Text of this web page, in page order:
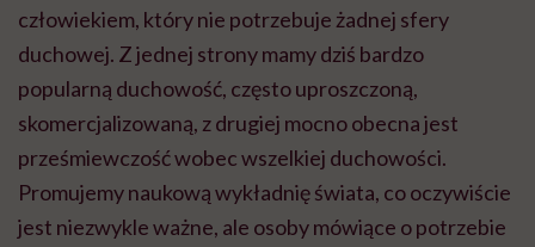
człowiekiem, który nie potrzebuje żadnej sfery
duchowej. Z jednej strony mamy dziś bardzo
popularną duchowość, często uproszczoną,
skomercjalizowaną, z drugiej mocno obecna jest
prześmiewczość wobec wszelkiej duchowości.
Promujemy naukową wykładnię świata, co oczywiście
jest niezwykle ważne, ale osoby mówiące o potrzebie